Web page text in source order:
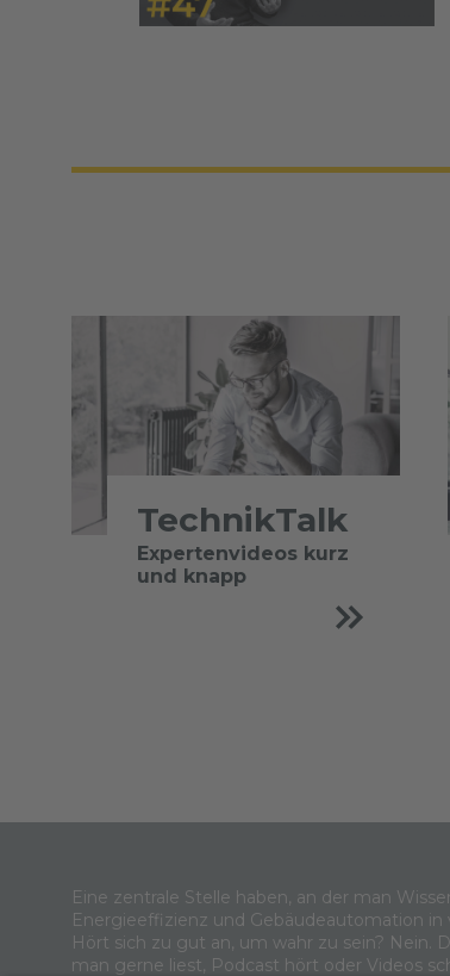
TechnikTalk
Expertenvideos kurz
und knapp
Eine zentrale Stelle haben, an der man
Energieeffizienz und Gebäudeautomation
Hört sich zu gut an, um wahr zu sein? Nein.
man gerne liest, Podcast hört oder Videos